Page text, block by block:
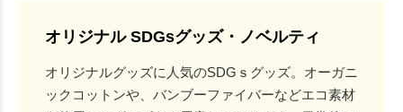
オリジナル SDGsグッズ・ノベルティ
オリジナルグッズに人気のSDGｓグッズ。オーガニ
ックコットンや、バンブーファイバーなどエコ素材